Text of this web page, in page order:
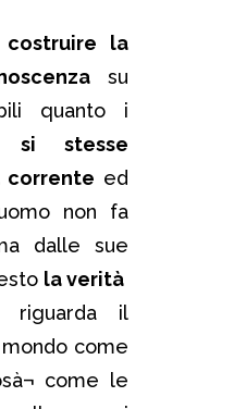
costruire la
su
quanto i
stesse
corrente ed
non fa
dalle sue
la verità
riguarda il
come
come le